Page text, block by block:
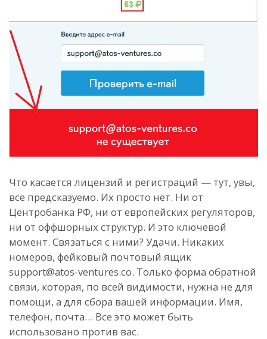
Что касается лицензий и регистраций — тут, увы,
все предсказуемо. Их просто нет. Ни от
Центробанка РФ, ни от европейских регуляторов,
ни от оффшорных структур. И это ключевой
момент. Связаться с ними? Удачи. Никаких
номеров, фейковый почтовый ящик
support@atos-ventures.co. Только форма обратной
связи, которая, по всей видимости, нужна не для
помощи, а для сбора вашей информации. Имя,
телефон, почта… Все это может быть
использовано против вас.